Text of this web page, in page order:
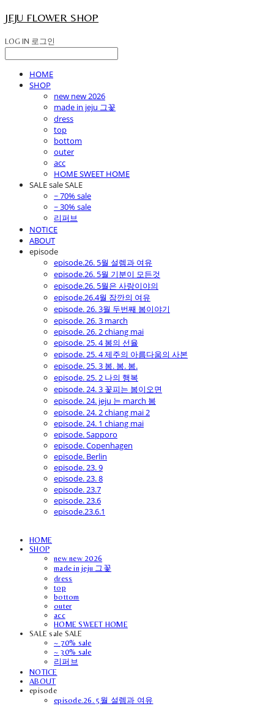
JEJU FLOWER SHOP
LOG IN 로그인
HOME
SHOP
new new 2026
made in jeju 그꽃
dress
top
bottom
outer
acc
HOME SWEET HOME
SALE sale SALE
~ 70% sale
~ 30% sale
리퍼브
NOTICE
ABOUT
episode
episode.26. 5월 설렘과 여유
episode.26. 5월 기분이 모든것
episode.26. 5월은 사랑이야의
episode.26.4월 잠깐의 여유
episode. 26. 3월 두번째 봄이야기
episode. 26. 3 march
episode. 26. 2 chiang mai
episode. 25. 4 봄의 선율
episode. 25. 4 제주의 아름다움의 사본
episode. 25. 3 봄. 봄. 봄.
episode. 25. 2 나의 행복
episode. 24. 3 꽃피는 봄이오면
episode. 24. jeju 는 march 봄
episode. 24. 2 chiang mai 2
episode. 24. 1 chiang mai
episode. Sapporo
episode. Copenhagen
episode. Berlin
episode. 23. 9
episode. 23. 8
episode. 23.7
episode. 23.6
episode.23.6.1
HOME
SHOP
new new 2026
made in jeju 그꽃
dress
top
bottom
outer
acc
HOME SWEET HOME
SALE sale SALE
~ 70% sale
~ 30% sale
리퍼브
NOTICE
ABOUT
episode
episode.26. 5월 설렘과 여유